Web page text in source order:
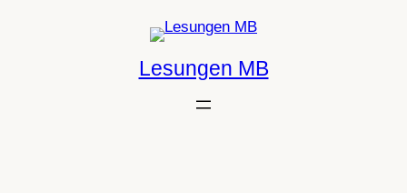
Lesungen MB